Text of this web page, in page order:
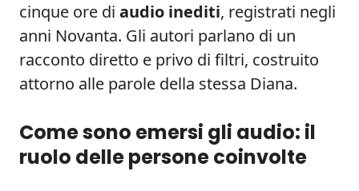
cinque ore di audio inediti, registrati negli
anni Novanta. Gli autori parlano di un
racconto diretto e privo di filtri, costruito
attorno alle parole della stessa Diana.
Come sono emersi gli audio: il
ruolo delle persone coinvolte